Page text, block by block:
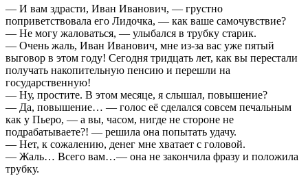
— И вам здрасти, Иван Иванович, — грустно
поприветствовала его Лидочка, — как ваше самочувствие?
— Не могу жаловаться, — улыбался в трубку старик.
— Очень жаль, Иван Иванович, мне из-за вас уже пятый
выговор в этом году! Сегодня тридцать лет, как вы перестали
получать накопительную пенсию и перешли на
государственную!
— Ну, простите. В этом месяце, я слышал, повышение?
— Да, повышение… — голос её сделался совсем печальным
как у Пьеро, — а вы, часом, нигде не стороне не
подрабатываете?! — решила она попытать удачу.
— Нет, к сожалению, денег мне хватает с головой.
— Жаль… Всего вам…— она не закончила фразу и положила
трубку.